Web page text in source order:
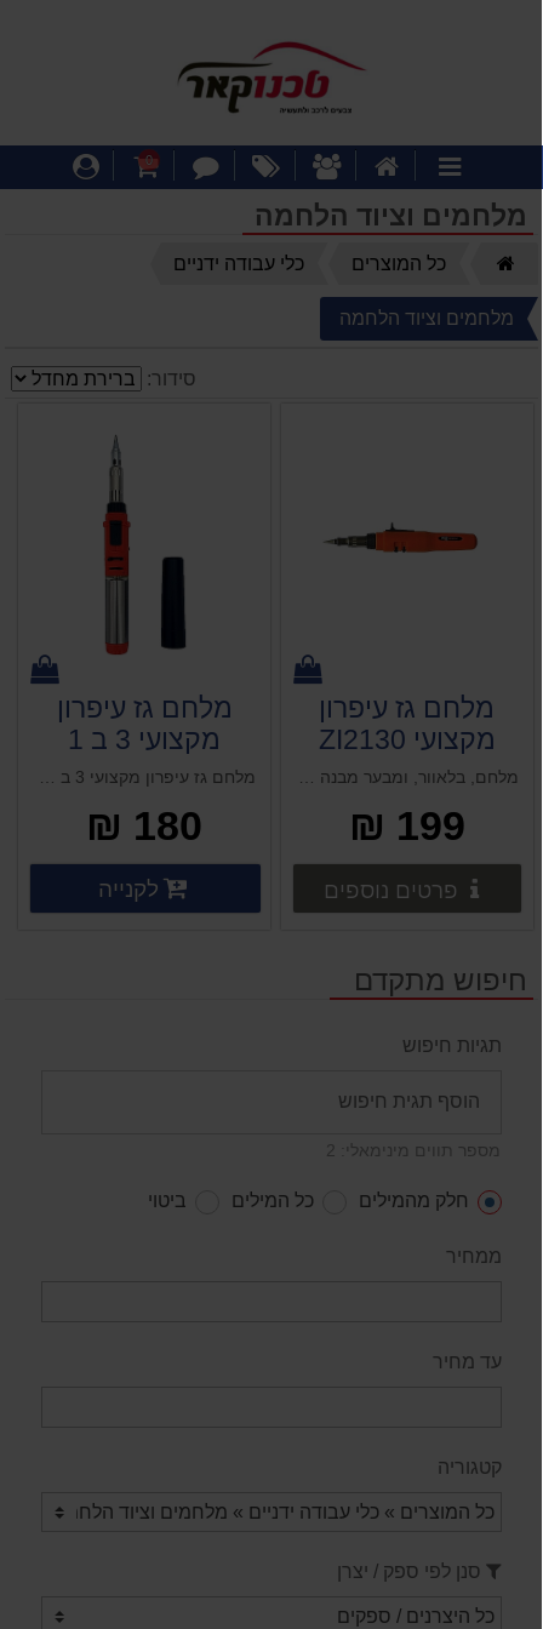
קטגוריותהבית
אודותינומבצעיםצור
עגלת
0
מלחמים וציוד הלחמה
כל המוצרים כלי עבודה ידניים
מלחמים וציוד הלחמה
סידור:
מלחם גז עיפרון
מקצועי ZI2130
ZICO
מלחם, בלאוור, ומבער מבנה עיפרון קומפקטי הצתה אלקטרונית ויסות עוצמה 80w
199 ₪
פרטים נוספים פרטים נוספים
מלחם גז עיפרון
מקצועי 3 ב 1
ZICO 2161
מלחם גז עיפרון מקצועי 3 ב 1 120W
180 ₪
פרטים נוספים
לקנייה
חיפוש מתקדם
תגיות חיפוש
מספר תווים מינימאלי: 2
חלק מהמילים כל המילים ביטוי
ממחיר
עד מחיר
קטגוריה
סנן לפי ספק / יצרן